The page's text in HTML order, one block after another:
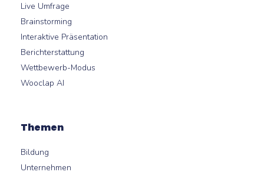
Live Umfrage
Brainstorming
Interaktive Präsentation
Berichterstattung
Wettbewerb-Modus
Wooclap AI
Themen
Bildung
Unternehmen